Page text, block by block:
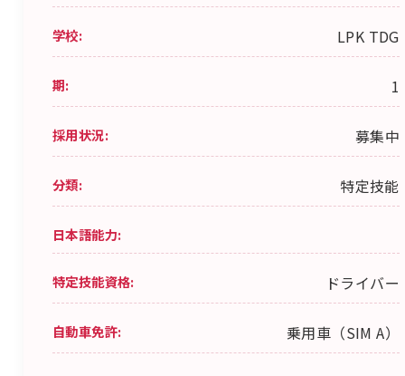
学校: LPK TDG
期: 1
採用状況: 募集中
分類: 特定技能
日本語能力:
特定技能資格: ドライバー
自動車免許: 乗用車（SIM A）